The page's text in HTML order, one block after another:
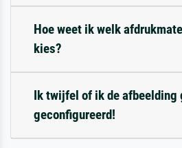
Hoe weet ik welk
kies?
Ik twijfel of ik de afbeelding
geconfigureerd!